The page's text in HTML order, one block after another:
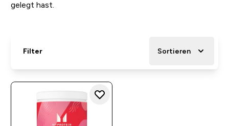
gelegt hast.
Filter Sortieren